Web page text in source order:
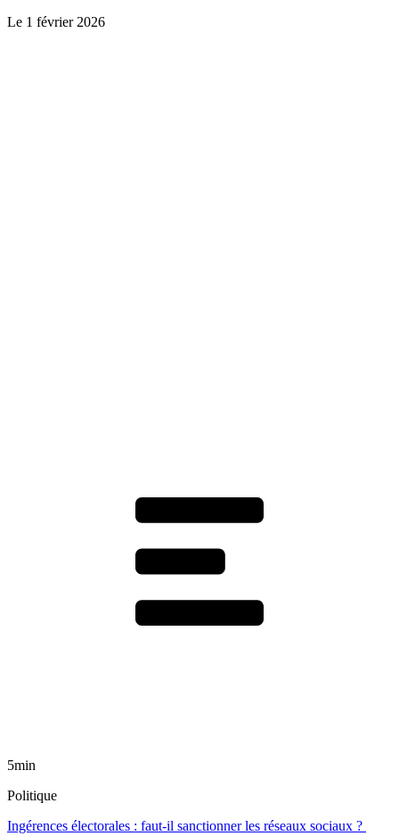
Le 1 février 2026
5min
Politique
Ingérences électorales : faut-il sanctionner les réseaux sociaux ?